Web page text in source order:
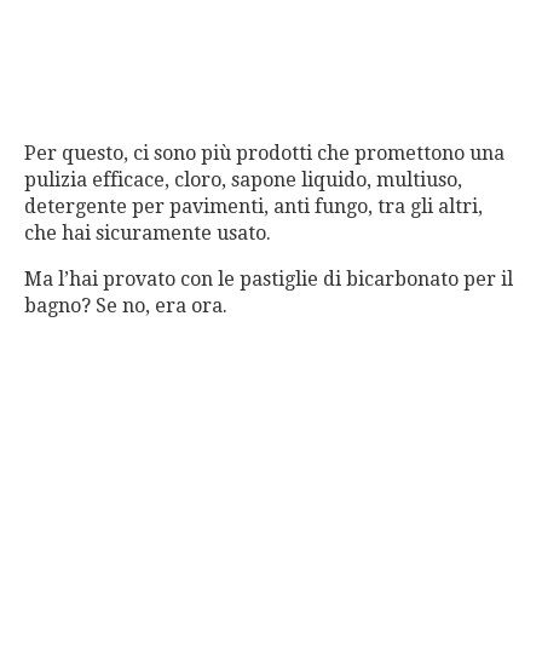
Per questo, ci sono più prodotti che promettono una
pulizia efficace, cloro, sapone liquido, multiuso,
detergente per pavimenti, anti fungo, tra gli altri,
che hai sicuramente usato.
Ma l’hai provato con le pastiglie di bicarbonato per il
bagno? Se no, era ora.